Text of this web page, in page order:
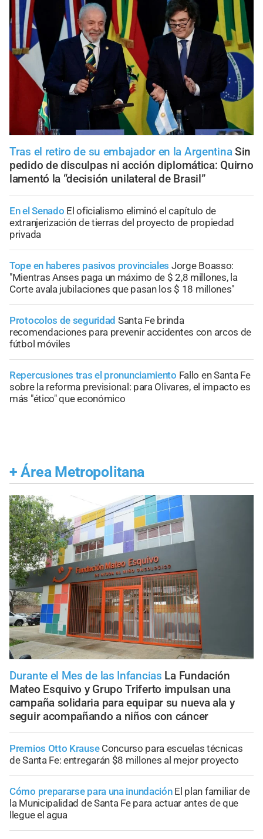
Tras el retiro de su embajador en la Argentina Sin
pedido de disculpas ni acción diplomática: Quirno
lamentó la “decisión unilateral de Brasil”
En el Senado El oficialismo eliminó el capítulo de
extranjerización de tierras del proyecto de propiedad
privada
Tope en haberes pasivos provinciales Jorge Boasso:
"Mientras Anses paga un máximo de $ 2,8 millones, la
Corte avala jubilaciones que pasan los $ 18 millones"
Protocolos de seguridad Santa Fe brinda
recomendaciones para prevenir accidentes con arcos de
fútbol móviles
Repercusiones tras el pronunciamiento Fallo en Santa Fe
sobre la reforma previsional: para Olivares, el impacto es
más "ético" que económico
+ Área Metropolitana
Durante el Mes de las Infancias La Fundación
Mateo Esquivo y Grupo Triferto impulsan una
campaña solidaria para equipar su nueva ala y
seguir acompañando a niños con cáncer
Premios Otto Krause Concurso para escuelas técnicas
de Santa Fe: entregarán $8 millones al mejor proyecto
Cómo prepararse para una inundación El plan familiar de
la Municipalidad de Santa Fe para actuar antes de que
llegue el agua